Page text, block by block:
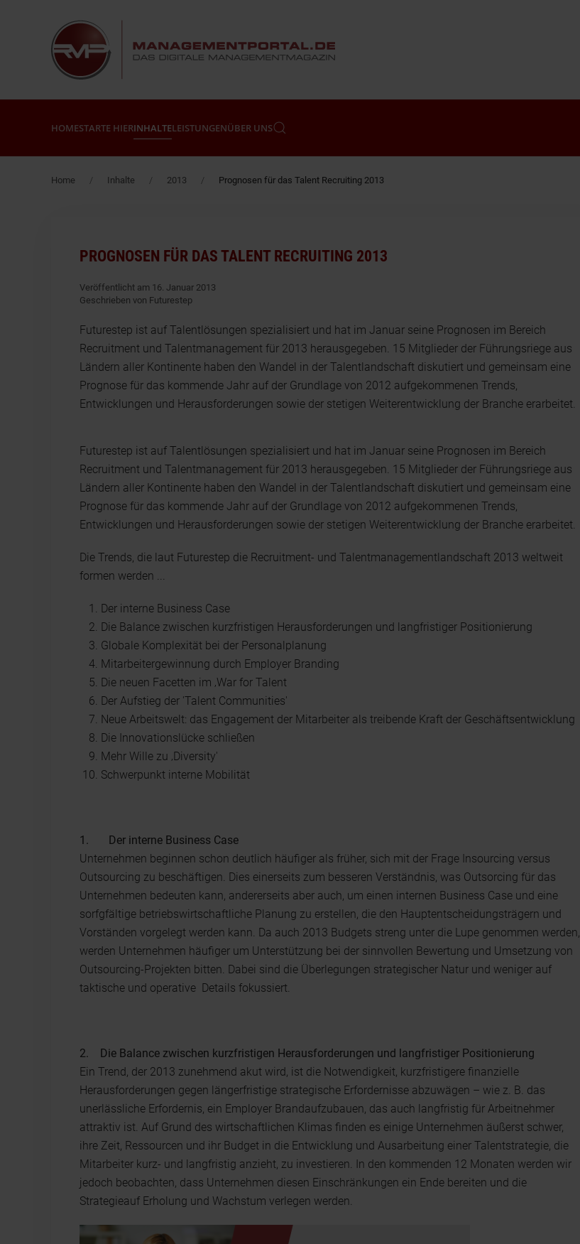
Zum Hauptinhalt springen
HOMESTARTE HIERINHALTELEISTUNGENÜBER UNS
Home Inhalte 2013 Prognosen für das Talent Recruiting 2013
PROGNOSEN FÜR DAS TALENT RECRUITING 2013
Veröffentlicht am 16. Januar 2013
Geschrieben von Futurestep
Futurestep ist auf Talentlösungen spezialisiert und hat im Januar seine Prognosen im Bereich
Recruitment und Talentmanagement für 2013 herausgegeben. 15 Mitglieder der Führungsriege aus
Ländern aller Kontinente haben den Wandel in der Talentlandschaft diskutiert und gemeinsam eine
Prognose für das kommende Jahr auf der Grundlage von 2012 aufgekommenen Trends,
Entwicklungen und Herausforderungen sowie der stetigen Weiterentwicklung der Branche erarbeitet.
Futurestep ist auf Talentlösungen spezialisiert und hat im Januar seine Prognosen im Bereich
Recruitment und Talentmanagement für 2013 herausgegeben. 15 Mitglieder der Führungsriege aus
Ländern aller Kontinente haben den Wandel in der Talentlandschaft diskutiert und gemeinsam eine
Prognose für das kommende Jahr auf der Grundlage von 2012 aufgekommenen Trends,
Entwicklungen und Herausforderungen sowie der stetigen Weiterentwicklung der Branche erarbeitet.
Die Trends, die laut Futurestep die Recruitment- und Talentmanagementlandschaft 2013 weltweit
formen werden ...
Der interne Business Case
Die Balance zwischen kurzfristigen Herausforderungen und langfristiger Positionierung
Globale Komplexität bei der Personalplanung
Mitarbeitergewinnung durch Employer Branding
Die neuen Facetten im ‚War for Talent
Der Aufstieg der 'Talent Communities'
Neue Arbeitswelt: das Engagement der Mitarbeiter als treibende Kraft der Geschäftsentwicklung
Die Innovationslücke schließen
Mehr Wille zu ‚Diversity'
Schwerpunkt interne Mobilität
1. Der interne Business Case
Unternehmen beginnen schon deutlich häufiger als früher, sich mit der Frage Insourcing versus
Outsourcing zu beschäftigen. Dies einerseits zum besseren Verständnis, was Outsorcing für das
Unternehmen bedeuten kann, andererseits aber auch, um einen internen Business Case und eine
sorfgfältige betriebswirtschaftliche Planung zu erstellen, die den Hauptentscheidungsträgern und
Vorständen vorgelegt werden kann. Da auch 2013 Budgets streng unter die Lupe genommen werden,
werden Unternehmen häufiger um Unterstützung bei der sinnvollen Bewertung und Umsetzung von
Outsourcing-Projekten bitten. Dabei sind die Überlegungen strategischer Natur und weniger auf
taktische und operative Details fokussiert.
2. Die Balance zwischen kurzfristigen Herausforderungen und langfristiger Positionierung
Ein Trend, der 2013 zunehmend akut wird, ist die Notwendigkeit, kurzfristigere finanzielle
Herausforderungen gegen längerfristige strategische Erfordernisse abzuwägen – wie z. B. das
unerlässliche Erfordernis, ein Employer Brandaufzubauen, das auch langfristig für Arbeitnehmer
attraktiv ist. Auf Grund des wirtschaftlichen Klimas finden es einige Unternehmen äußerst schwer,
ihre Zeit, Ressourcen und ihr Budget in die Entwicklung und Ausarbeitung einer Talentstrategie, die
Mitarbeiter kurz- und langfristig anzieht, zu investieren. In den kommenden 12 Monaten werden wir
jedoch beobachten, dass Unternehmen diesen Einschränkungen ein Ende bereiten und die
Strategieauf Erholung und Wachstum verlegen werden.